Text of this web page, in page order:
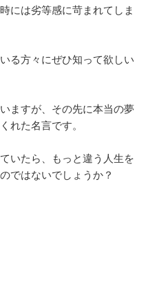
には劣等感に苛まれてしま
る方々にぜひ知って欲しい
ますが、その先に本当の夢
れた名言です。
いたら、もっと違う人生を
ではないでしょうか？